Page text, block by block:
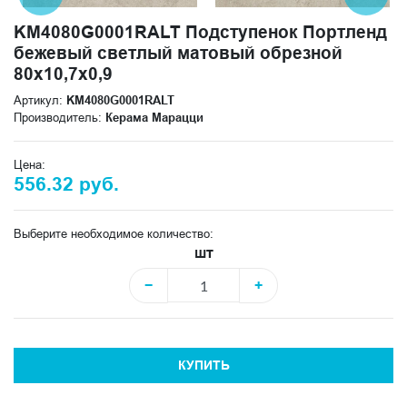
KM4080G0001RALT Подступенок Портленд
бежевый светлый матовый обрезной
80x10,7x0,9
Артикул: KM4080G0001RALT
Производитель: Керама Марацци
Цена:
556.32 руб.
Выберите необходимое количество:
шт
−
+
КУПИТЬ